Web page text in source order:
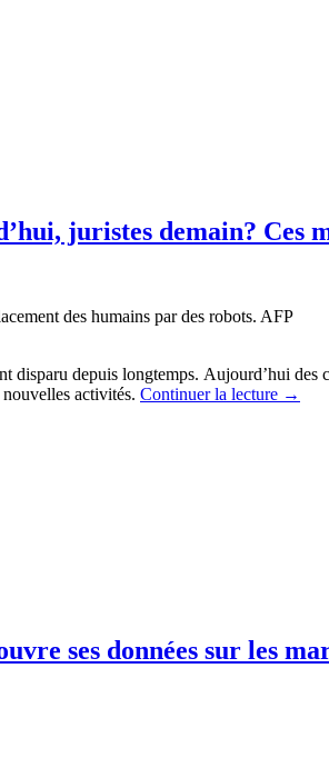
juristes demain? Ces
des humains par des robots. AFP
disparu depuis longtemps. Aujourd’hui
activités. Continuer la lecture →
ses données sur les